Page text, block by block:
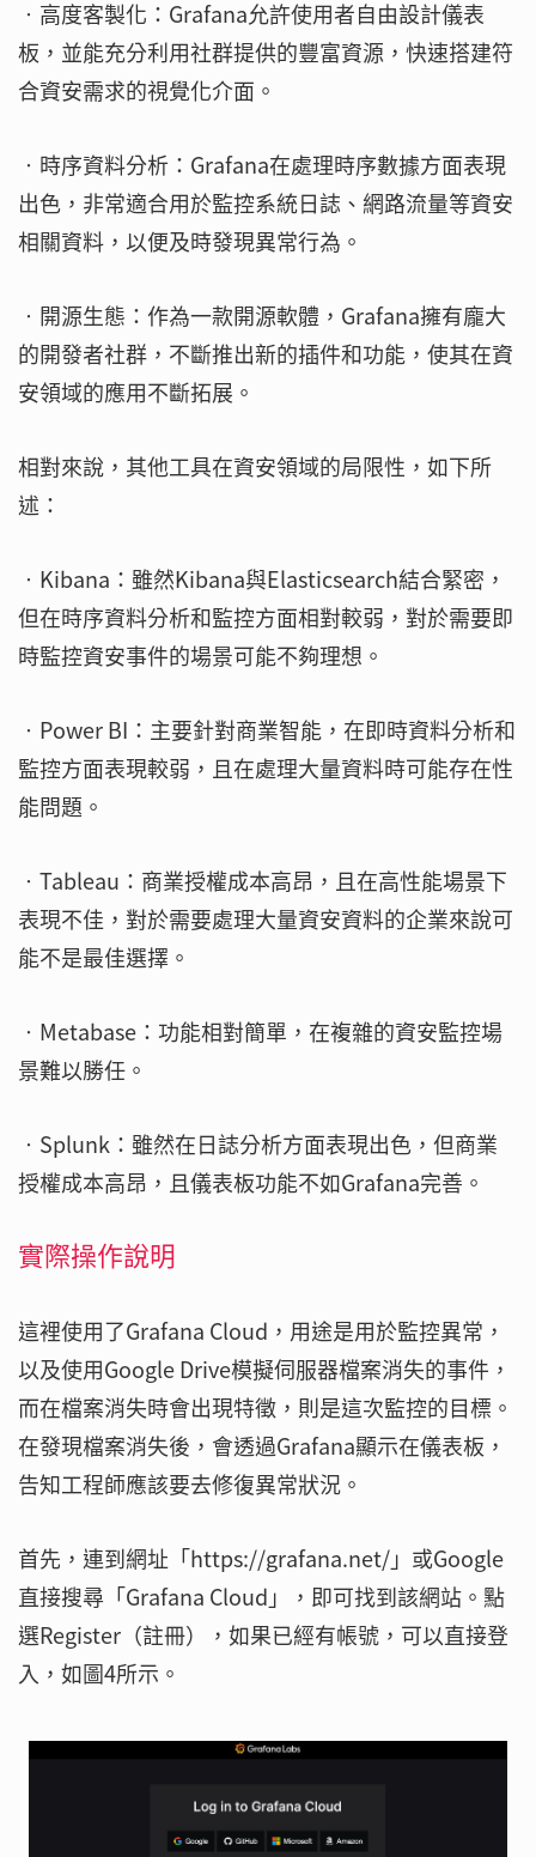
‧高度客製化：Grafana允許使用者自由設計儀表
板，並能充分利用社群提供的豐富資源，快速搭建符
合資安需求的視覺化介面。
‧時序資料分析：Grafana在處理時序數據方面表現
出色，非常適合用於監控系統日誌、網路流量等資安
相關資料，以便及時發現異常行為。
‧開源生態：作為一款開源軟體，Grafana擁有龐大
的開發者社群，不斷推出新的插件和功能，使其在資
安領域的應用不斷拓展。
相對來說，其他工具在資安領域的局限性，如下所
述：
‧Kibana：雖然Kibana與Elasticsearch結合緊密，
但在時序資料分析和監控方面相對較弱，對於需要即
時監控資安事件的場景可能不夠理想。
‧Power BI：主要針對商業智能，在即時資料分析和
監控方面表現較弱，且在處理大量資料時可能存在性
能問題。
‧Tableau：商業授權成本高昂，且在高性能場景下
表現不佳，對於需要處理大量資安資料的企業來說可
能不是最佳選擇。
‧Metabase：功能相對簡單，在複雜的資安監控場
景難以勝任。
‧Splunk：雖然在日誌分析方面表現出色，但商業
授權成本高昂，且儀表板功能不如Grafana完善。
實際操作說明
這裡使用了Grafana Cloud，用途是用於監控異常，
以及使用Google Drive模擬伺服器檔案消失的事件，
而在檔案消失時會出現特徵，則是這次監控的目標。
在發現檔案消失後，會透過Grafana顯示在儀表板，
告知工程師應該要去修復異常狀況。
首先，連到網址「https://grafana.net/」或Google
直接搜尋「Grafana Cloud」，即可找到該網站。點
選Register（註冊），如果已經有帳號，可以直接登
入，如圖4所示。